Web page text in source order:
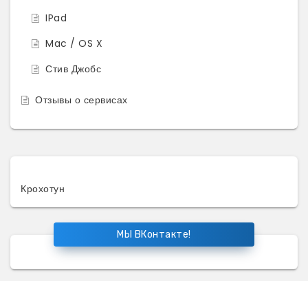
IPad
Mac / OS X
Стив Джобс
Отзывы о сервисах
Крохотун
МЫ ВКонтакте!